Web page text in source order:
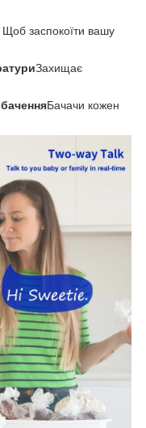
, Щоб заспокоїти вашу
Захищає
Бачачи кожен